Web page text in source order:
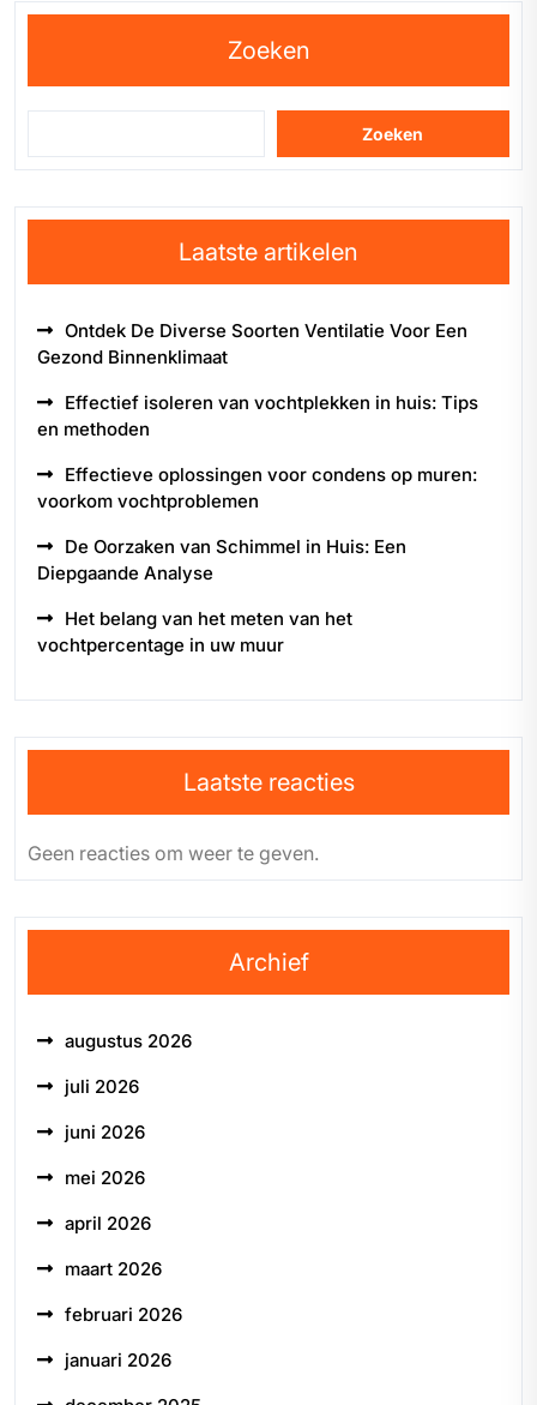
Zoeken
Zoeken
Laatste artikelen
Ontdek De Diverse Soorten Ventilatie Voor Een
Gezond Binnenklimaat
Effectief isoleren van vochtplekken in huis: Tips
en methoden
Effectieve oplossingen voor condens op muren:
voorkom vochtproblemen
De Oorzaken van Schimmel in Huis: Een
Diepgaande Analyse
Het belang van het meten van het
vochtpercentage in uw muur
Laatste reacties
Geen reacties om weer te geven.
Archief
augustus 2026
juli 2026
juni 2026
mei 2026
april 2026
maart 2026
februari 2026
januari 2026